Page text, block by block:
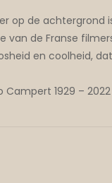
op de
de Franse
en coolheid,
Campert 1929 – 2022